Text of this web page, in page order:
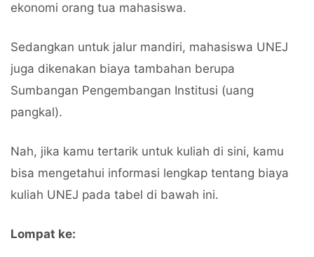
ekonomi orang tua mahasiswa.
Sedangkan untuk jalur mandiri, mahasiswa UNEJ
juga dikenakan biaya tambahan berupa
Sumbangan Pengembangan Institusi (uang
pangkal).
Nah, jika kamu tertarik untuk kuliah di sini, kamu
bisa mengetahui informasi lengkap tentang biaya
kuliah UNEJ pada tabel di bawah ini.
Lompat ke: